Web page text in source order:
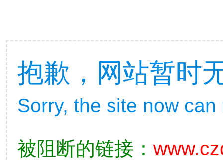
抱歉，网站暂时
Sorry, the site now
被阻断的链接：